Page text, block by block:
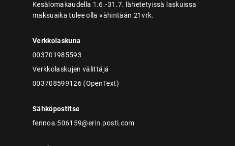
Kesälomakaudella 1.6.-31.7. lähetetyissä laskuissa
maksuaika tulee olla vähintään 21vrk.
Verkkolaskuna
003701985593
Verkkolaskujen välittäjä
003708599126 (OpenText)
Sähköpostitse
fennoa.506159@erin.posti.com